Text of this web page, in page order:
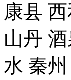
康县
山丹
水 秦